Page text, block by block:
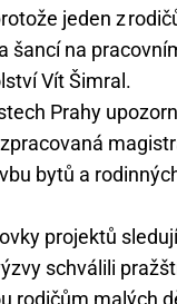
jeden z
na
Vít Šimral.
Prahy
bytů a
projektů
schválili
rodičům malých